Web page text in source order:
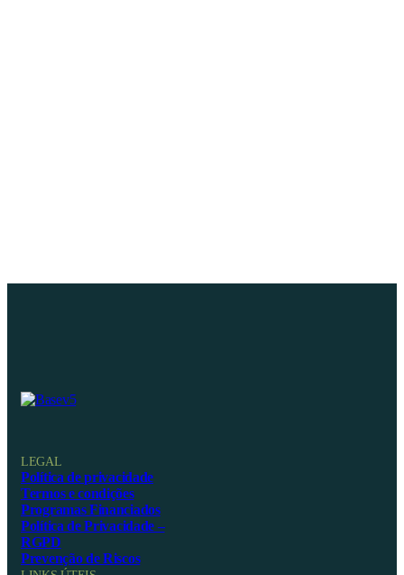
LEGAL
Política de privacidade
Termos e condições
Programas Financiados
Política de Privacidade –
RGPD
Prevenção de Riscos